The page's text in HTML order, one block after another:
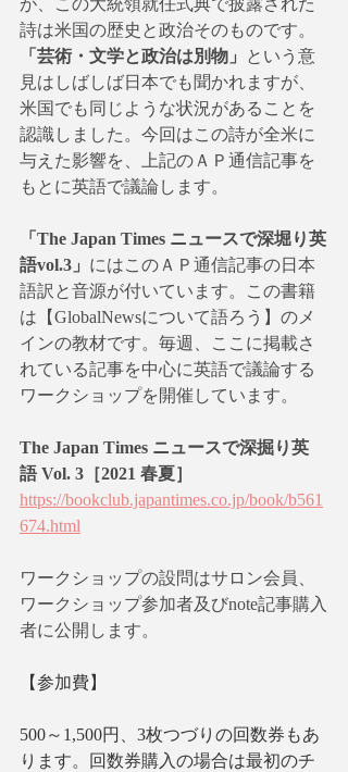
が、この大統領就任式典で披露された
詩は米国の歴史と政治そのものです。
「芸術・文学と政治は別物」
という意
見はしばしば日本でも聞かれますが、
米国でも同じような状況があることを
認識しました。今回はこの詩が全米に
与えた影響を、上記のＡＰ通信記事を
もとに英語で議論します。
「The Japan Times ニュースで深堀り英
語vol.3」 にはこのＡＰ通信記事の日本
語訳と音源が付いています。この書籍
は 【GlobalNewsについて語ろう 】 のメ
インの教材です。毎週、ここに掲載さ
れている記事を中心に英語で議論する
ワークショップを開催しています。
The Japan Times ニュースで深掘り英
語 Vol. 3［2021 春夏］
https://bookclub.japantimes.co.jp/book/b561
674.html
ワークショップの設問はサロン会員、
ワークショップ参加者及びnote記事購入
者に公開します。
【参加費】
500～1,500円、3枚つづりの回数券もあ
ります。回数券購入の場合は最初のチ